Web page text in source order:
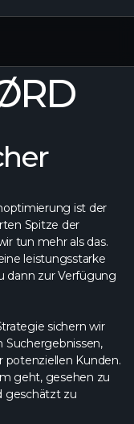
ist der
Spitze der
tun mehr als das.
leistungsstarke
dann zur Verfügung
sichern wir
Suchergebnissen,
potenziellen Kunden.
geht, gesehen zu
geschätzt zu